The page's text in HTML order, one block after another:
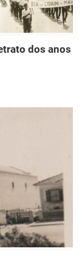
dos anos